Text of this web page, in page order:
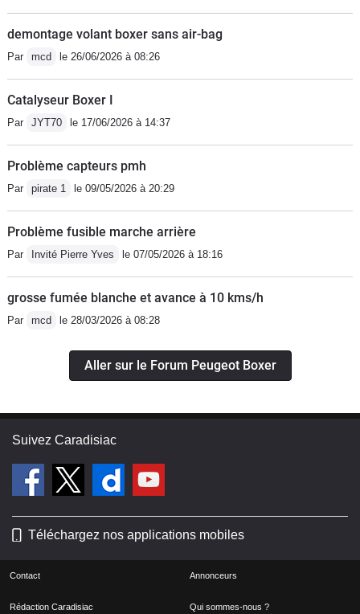
demontage volant boxer sans air-bag
Par mcd le 26/06/2026 à 08:26
Catalyseur Boxer I
Par JYT70 le 17/06/2026 à 14:37
Problème capteurs pmh
Par pirate 1 le 09/05/2026 à 20:29
Problème fusible marche arrière
Par Invité Pierre Yves le 07/05/2026 à 18:16
grosse fumée blanche et avance à 10 kms/h
Par mcd le 28/03/2026 à 08:28
Aller sur le Forum Peugeot Boxer
Suivez Caradisiac
Téléchargez nos applications mobiles
Contact Annonceurs
Rédaction Caradisiac Qui sommes-nous ?